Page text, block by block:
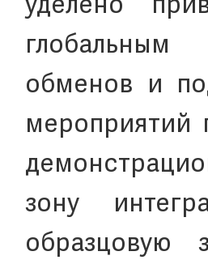
уделено
обменов и
мероприятий
зону
образцовую